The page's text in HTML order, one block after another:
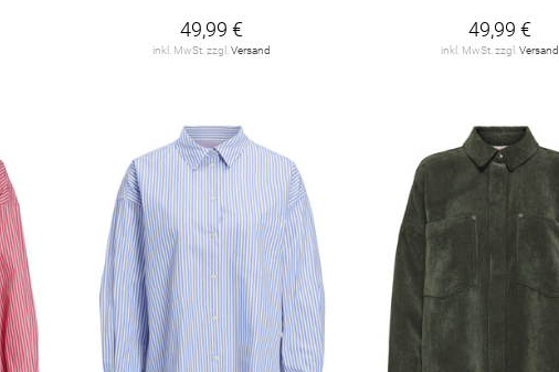
49,99 €
inkl. MwSt. zzgl.Versand
49,99 €
inkl. MwSt. zzgl.Versand